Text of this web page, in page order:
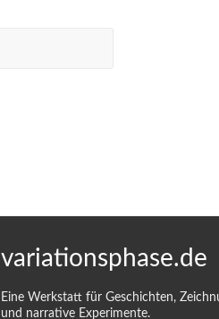
variationsphase.de
Eine Werkstatt für Geschichten,
und narrative Experimente.